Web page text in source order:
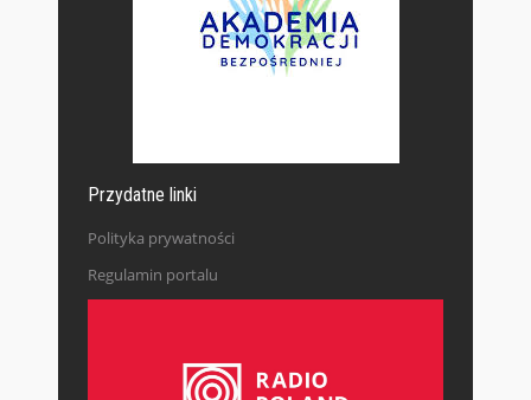
Przydatne linki
Polityka prywatności
Regulamin portalu